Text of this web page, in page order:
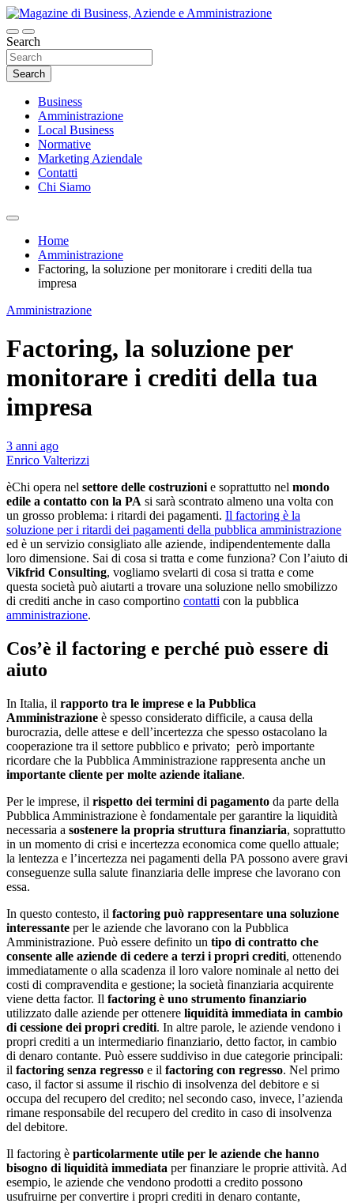
Skip
to
content
Magazine di Business, Aziende e
Amministrazione
Search
Search
Business
Amministrazione
Local Business
Normative
Marketing Aziendale
Contatti
Chi Siamo
Home
Amministrazione
Factoring, la soluzione per monitorare i crediti della tua
impresa
Amministrazione
Factoring, la soluzione per
monitorare i crediti della tua
impresa
3 anni ago
Enrico Valterizzi
èChi opera nel settore delle costruzioni e soprattutto nel mondo
edile a contatto con la PA si sarà scontrato almeno una volta con
un grosso problema: i ritardi dei pagamenti. Il factoring è la
soluzione per i ritardi dei pagamenti della pubblica amministrazione
ed è un servizio consigliato alle aziende, indipendentemente dalla
loro dimensione. Sai di cosa si tratta e come funziona? Con l’aiuto di
Vikfrid Consulting, vogliamo svelarti di cosa si tratta e come
questa società può aiutarti a trovare una soluzione nello smobilizzo
di crediti anche in caso comportino contatti con la pubblica
amministrazione.
Cos’è il factoring e perché può essere di
aiuto
In Italia, il rapporto tra le imprese e la Pubblica
Amministrazione è spesso considerato difficile, a causa della
burocrazia, delle attese e dell’incertezza che spesso ostacolano la
cooperazione tra il settore pubblico e privato; però importante
ricordare che la Pubblica Amministrazione rappresenta anche un
importante cliente per molte aziende italiane.
Per le imprese, il rispetto dei termini di pagamento da parte della
Pubblica Amministrazione è fondamentale per garantire la liquidità
necessaria a sostenere la propria struttura finanziaria, soprattutto
in un momento di crisi e incertezza economica come quello attuale;
la lentezza e l’incertezza nei pagamenti della PA possono avere gravi
conseguenze sulla salute finanziaria delle imprese che lavorano con
essa.
In questo contesto, il factoring può rappresentare una soluzione
interessante per le aziende che lavorano con la Pubblica
Amministrazione. Può essere definito un tipo di contratto che
consente alle aziende di cedere a terzi i propri crediti, ottenendo
immediatamente o alla scadenza il loro valore nominale al netto dei
costi di compravendita e gestione; la società finanziaria acquirente
viene detta factor. Il factoring è uno strumento finanziario
utilizzato dalle aziende per ottenere liquidità immediata in cambio
di cessione dei propri crediti. In altre parole, le aziende vendono i
propri crediti a un intermediario finanziario, detto factor, in cambio
di denaro contante. Può essere suddiviso in due categorie principali:
il factoring senza regresso e il factoring con regresso. Nel primo
caso, il factor si assume il rischio di insolvenza del debitore e si
occupa del recupero del credito; nel secondo caso, invece, l’azienda
rimane responsabile del recupero del credito in caso di insolvenza
del debitore.
Il factoring è particolarmente utile per le aziende che hanno
bisogno di liquidità immediata per finanziare le proprie attività. Ad
esempio, le aziende che vendono prodotti a credito possono
usufruirne per convertire i propri crediti in denaro contante,